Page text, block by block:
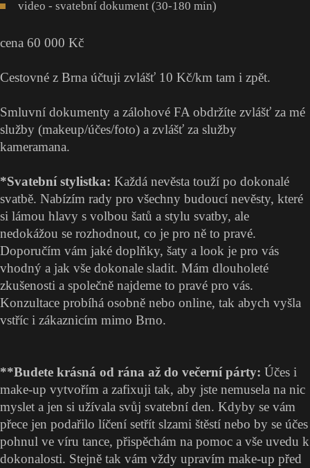
video - svatební dokument (30-180 min)
cena 60 000 Kč
Cestovné z Brna účtuji zvlášť 10 Kč/km tam i zpět.
Smluvní dokumenty a zálohové FA obdržíte zvlášť za mé
služby (makeup/účes/foto) a zvlášť za služby
kameramana.
*Svatební stylistka: Každá nevěsta touží po dokonalé
svatbě. Nabízím rady pro všechny budoucí nevěsty, které
si lámou hlavy s volbou šatů a stylu svatby, ale
nedokážou se rozhodnout, co je pro ně to pravé.
Doporučím vám jaké doplňky, šaty a look je pro vás
vhodný a jak vše dokonale sladit. Mám dlouholeté
zkušenosti a společně najdeme to pravé pro vás.
Konzultace probíhá osobně nebo online, tak abych vyšla
vstříc i zákaznicím mimo Brno.
**Budete krásná od rána až do večerní párty: Účes i
make-up vytvořím a zafixuji tak, aby jste nemusela na nic
myslet a jen si užívala svůj svatební den. Kdyby se vám
přece jen podařilo líčení setřít slzami štěstí nebo by se účes
pohnul ve víru tance, přispěchám na pomoc a vše uvedu k
dokonalosti. Stejně tak vám vždy upravím make-up před